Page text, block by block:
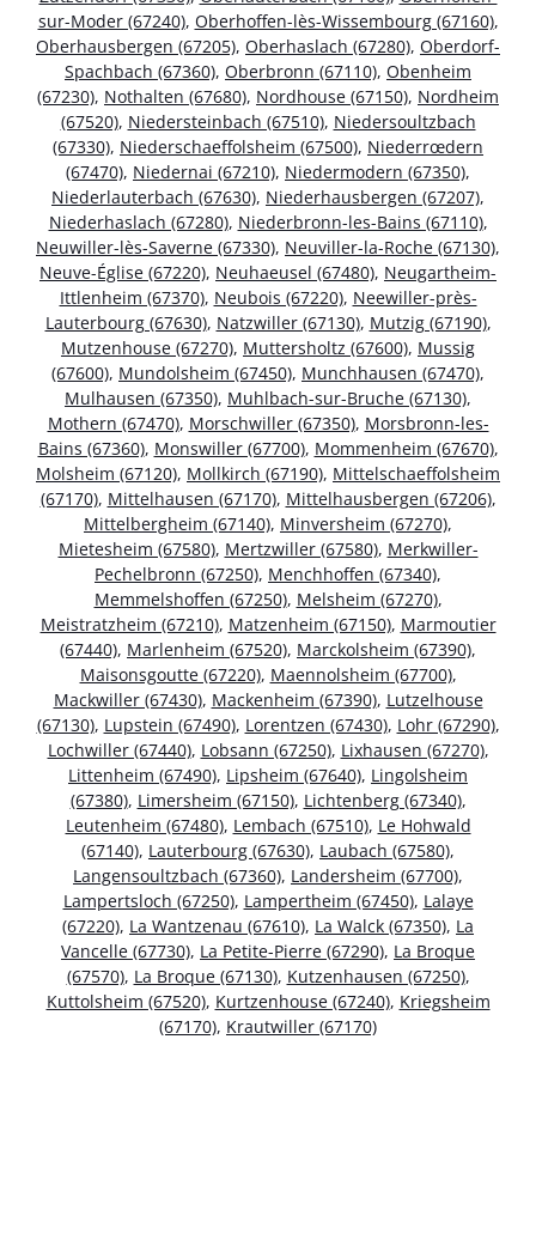
sur-Moder (67240), Oberhoffen-lès-Wissembourg (67160),
Oberhausbergen (67205), Oberhaslach (67280), Oberdorf-
Spachbach (67360), Oberbronn (67110), Obenheim
(67230), Nothalten (67680), Nordhouse (67150), Nordheim
(67520), Niedersteinbach (67510), Niedersoultzbach
(67330), Niederschaeffolsheim (67500), Niederrœdern
(67470), Niedernai (67210), Niedermodern (67350),
Niederlauterbach (67630), Niederhausbergen (67207),
Niederhaslach (67280), Niederbronn-les-Bains (67110),
Neuwiller-lès-Saverne (67330), Neuviller-la-Roche (67130),
Neuve-Église (67220), Neuhaeusel (67480), Neugartheim-
Ittlenheim (67370), Neubois (67220), Neewiller-près-
Lauterbourg (67630), Natzwiller (67130), Mutzig (67190),
Mutzenhouse (67270), Muttersholtz (67600), Mussig
(67600), Mundolsheim (67450), Munchhausen (67470),
Mulhausen (67350), Muhlbach-sur-Bruche (67130),
Mothern (67470), Morschwiller (67350), Morsbronn-les-
Bains (67360), Monswiller (67700), Mommenheim (67670),
Molsheim (67120), Mollkirch (67190), Mittelschaeffolsheim
(67170), Mittelhausen (67170), Mittelhausbergen (67206),
Mittelbergheim (67140), Minversheim (67270),
Mietesheim (67580), Mertzwiller (67580), Merkwiller-
Pechelbronn (67250), Menchhoffen (67340),
Memmelshoffen (67250), Melsheim (67270),
Meistratzheim (67210), Matzenheim (67150), Marmoutier
(67440), Marlenheim (67520), Marckolsheim (67390),
Maisonsgoutte (67220), Maennolsheim (67700),
Mackwiller (67430), Mackenheim (67390), Lutzelhouse
(67130), Lupstein (67490), Lorentzen (67430), Lohr (67290),
Lochwiller (67440), Lobsann (67250), Lixhausen (67270),
Littenheim (67490), Lipsheim (67640), Lingolsheim
(67380), Limersheim (67150), Lichtenberg (67340),
Leutenheim (67480), Lembach (67510), Le Hohwald
(67140), Lauterbourg (67630), Laubach (67580),
Langensoultzbach (67360), Landersheim (67700),
Lampertsloch (67250), Lampertheim (67450), Lalaye
(67220), La Wantzenau (67610), La Walck (67350), La
Vancelle (67730), La Petite-Pierre (67290), La Broque
(67570), La Broque (67130), Kutzenhausen (67250),
Kuttolsheim (67520), Kurtzenhouse (67240), Kriegsheim
(67170), Krautwiller (67170)